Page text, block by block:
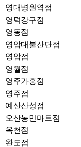
영대병원역점
영덕강구점
영동점
영암대불산단점
영암점
영월점
영주가흥점
영주점
예산산성점
오산농민마트점
옥천점
완도점